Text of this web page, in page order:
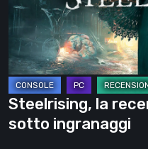
ingranaggi
Steelrising, la
sotto ingranaggi